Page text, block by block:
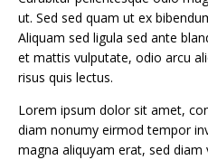
ut. Sed sed quam ut ex
Aliquam sed ligula sed ante
et mattis vulputate, odio arcu
risus quis lectus.
Lorem ipsum dolor sit amet,
diam nonumy eirmod tempor
magna aliquyam erat, sed